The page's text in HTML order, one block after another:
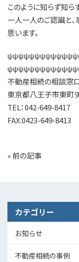
このように知らず知ら
一人一人のご認識と
思います。
不動産相続の相談窓
東京都八王子市東町
TEL：042-649-8417
FAX:0423-649-8413
«前の記事
カテゴリー
お知らせ
不動産相続の事例